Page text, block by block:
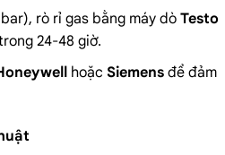
rò rỉ gas bằng máy dò Testo
24-48 giờ.
hoặc Siemensđể đảm